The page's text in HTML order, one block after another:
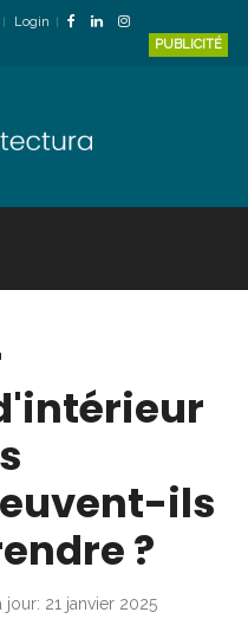
Login
PUBLICITÉ
ils
?
jour: 21 janvier 2025